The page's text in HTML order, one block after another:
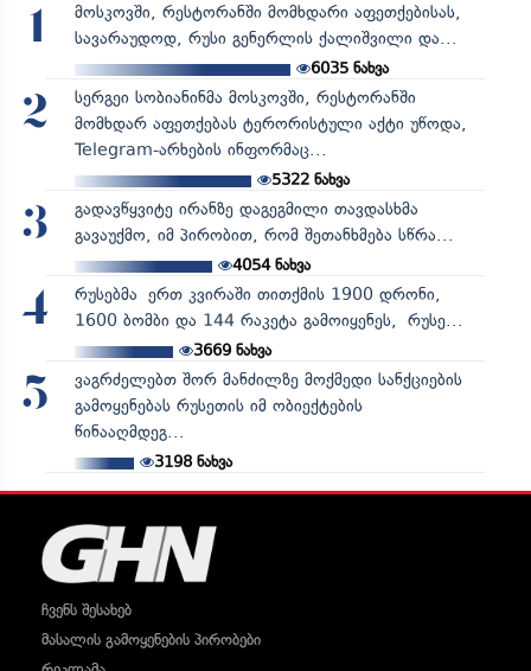
1
მოსკოვში, რესტორანში მომხდარი აფეთქებისას,
სავარაუდოდ, რუსი გენერლის ქალიშვილი და...
6035 ნახვა
2
სერგეი სობიანინმა მოსკოვში, რესტორანში
მომხდარ აფეთქებას ტერორისტული აქტი უწოდა,
Telegram-არხების ინფორმაც...
5322ნახვა
3
გადავწყვიტე ირანზე დაგეგმილი თავდასხმა
გავაუქმო, იმ პირობით, რომ შეთანხმება სწრა...
4054ნახვა
4
რუსებმა ერთ კვირაში თითქმის 1900 დრონი,
1600 ბომბი და 144 რაკეტა გამოიყენეს, რუსე...
3669ნახვა
5
ვაგრძელებთ შორ მანძილზე მოქმედი სანქციების
გამოყენებას რუსეთის იმ ობიექტების
წინააღმდეგ...
3198ნახვა
ჩვენს შესახებ
მასალის გამოყენების პირობები